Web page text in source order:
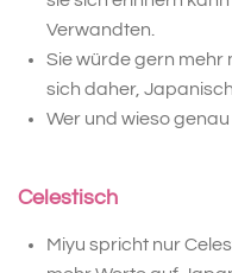
Verwandten.
Sie würde gern mehr
sich daher, Japanisch
Wer und wieso
Celestisch
Miyu spricht nur